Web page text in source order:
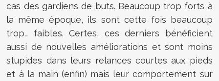
cas des gardiens de buts. Beaucoup trop forts à
la même époque, ils sont cette fois beaucoup
trop… faibles. Certes, ces derniers bénéficient
aussi de nouvelles améliorations et sont moins
stupides dans leurs relances courtes aux pieds
et à la main (enfin) mais leur comportement sur